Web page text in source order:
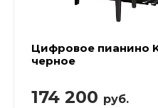
Цифровое пианино
черное
174 200 руб.